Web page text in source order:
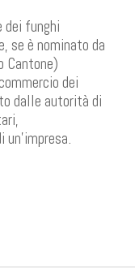
funghi
se è nominato da
Cantone)
dei
dalle autorità di
un'impresa.